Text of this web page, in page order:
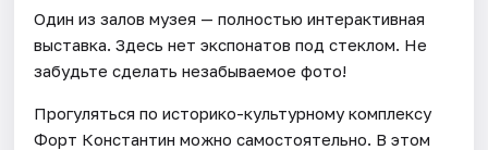
Один из залов музея — полностью интерактивная
выставка. Здесь нет экспонатов под стеклом. Не
забудьте сделать незабываемое фото!
Прогуляться по историко-культурному комплексу
Форт Константин можно самостоятельно. В этом